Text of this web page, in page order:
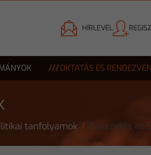
HÍRLEVÉL
OKTATÁS ÉS
tanfolyamok Bevezetés az